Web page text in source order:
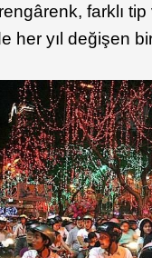
farklı
her yıl değişen